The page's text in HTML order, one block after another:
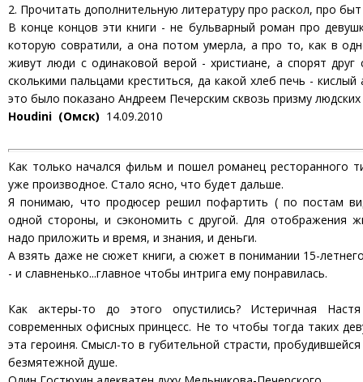
2. Прочитать дополнительную литературу про раскол, про
В конце концов эти книги - не бульварный роман про
которую совратили, а она потом умерла, а про то, как в
живут люди с одинаковой верой - христиане, а спорят друг
сколькими пальцами креститься, да какой хлеб печь -
это было показано Андреем Печерским сквозь призму
Houdini (Омск) 14.09.2010
Как только начался фильм и пошел романец ресторанного
уже производное. Стало ясно, что будет дальше.
Я понимаю, что продюсер решил пофартить ( по постам
одной стороны, и сэкономить с другой. Для отображения
надо приложить и время, и знания, и деньги.
А взять даже не сюжет книги, а сюжет в понимании 15-
- и славненько...главное чтобы интрига ему понравилась.
Как актеры-то до этого опустились? Истеричная
современных офисных принцесс. Не то чтобы тогда таких
эта героиня. Смысл-то в губительной страсти,
безмятежной душе.